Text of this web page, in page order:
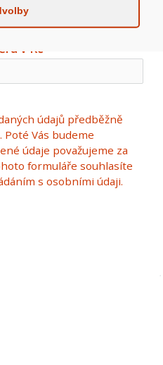
v Kč
údajů předběžně
Poté Vás budeme
údaje považujeme za
formuláře souhlasíte
s osobními údaji.